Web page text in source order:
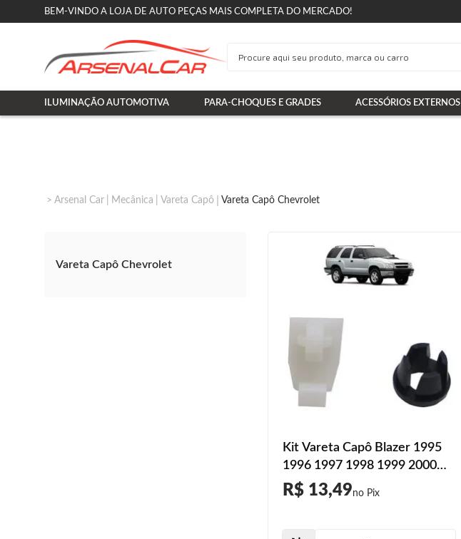
BEM-VINDO A LOJA DE AUTO PEÇAS MAIS COMPLETA DO MERCADO!
ILUMINAÇÃO AUTOMOTIVA PARA-CHOQUES E GRADES ACESSÓRIOS EXTERNOS
Arsenal Car Mecânica Vareta Capô Vareta Capô Chevrolet
Vareta Capô Chevrolet
Kit Vareta Capô Blazer 1995
1996 1997 1998 1999 2000
2001 2002 2003 2004 2005
2006 2007 2008 2009 2010
R$ 13,49